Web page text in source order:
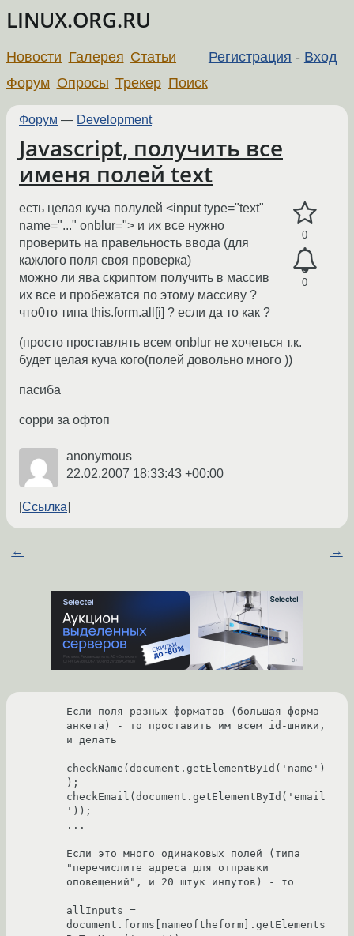
LINUX.ORG.RU
Регистрация - Вход
Новости Галерея Статьи
Форум Опросы Трекер Поиск
Форум — Development
Javascript, получить все
именя полей text
0
0
есть целая куча полулей <input type="text"
name="..." onblur="> и их все нужно
проверить на правельность ввода (для
кажлого поля своя проверка)
можно ли ява скриптом получить в массив
их все и пробежатся по этому массиву ?
что0то типа this.form.all[i] ? если да то как ?
(просто проставлять всем onblur не хочеться т.к.
будет целая куча кого(полей довольно много ))
пасиба
сорри за офтоп
anonymous
22.02.2007 18:33:43 +00:00
Ссылка
← →
Если поля разных форматов (большая форма-
анкета) - то проставить им всем id-шники,
и делать
checkName(document.getElementById('name')
);
checkEmail(document.getElementById('email
'));
...
Если это много одинаковых полей (типа
"перечислите адреса для отправки
оповещений", и 20 штук инпутов) - то
allInputs =
document.forms[nameoftheform].getElements